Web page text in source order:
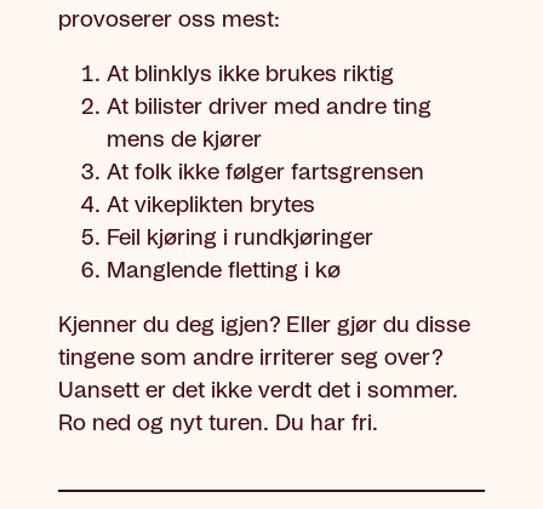
provoserer oss mest:
At blinklys ikke brukes riktig
At bilister driver med andre ting
mens de kjører
At folk ikke følger fartsgrensen
At vikeplikten brytes
Feil kjøring i rundkjøringer
Manglende fletting i kø
Kjenner du deg igjen? Eller gjør du disse
tingene som andre irriterer seg over?
Uansett er det ikke verdt det i sommer.
Ro ned og nyt turen. Du har fri.